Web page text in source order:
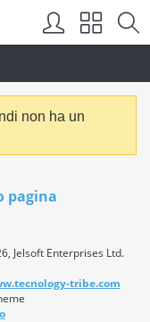
non ha un
pagina
Jelsoft Enterprises Ltd.
tribe.com